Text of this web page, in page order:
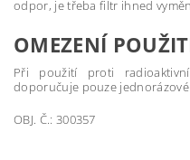
odpor, je třeba filtr ihned
OMEZENÍ
Při použití proti
doporučuje pouze
OBJ. Č.: 300357